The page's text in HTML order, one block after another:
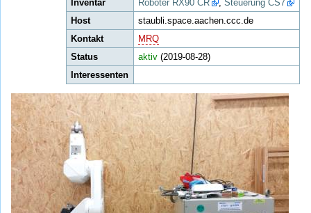
Inventar
Roboter RX90 CR ,Steuerung CS7
Host
staubli.space.aachen.ccc.de
Kontakt
MRQ
Status
aktiv (2019-08-28)
Interessenten